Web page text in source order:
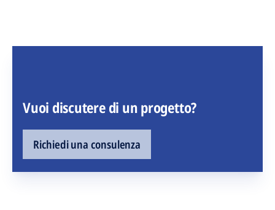
Vuoi discutere di un progetto?
Richiedi una consulenza